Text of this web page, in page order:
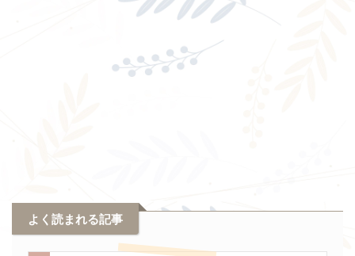
よく読まれる記事